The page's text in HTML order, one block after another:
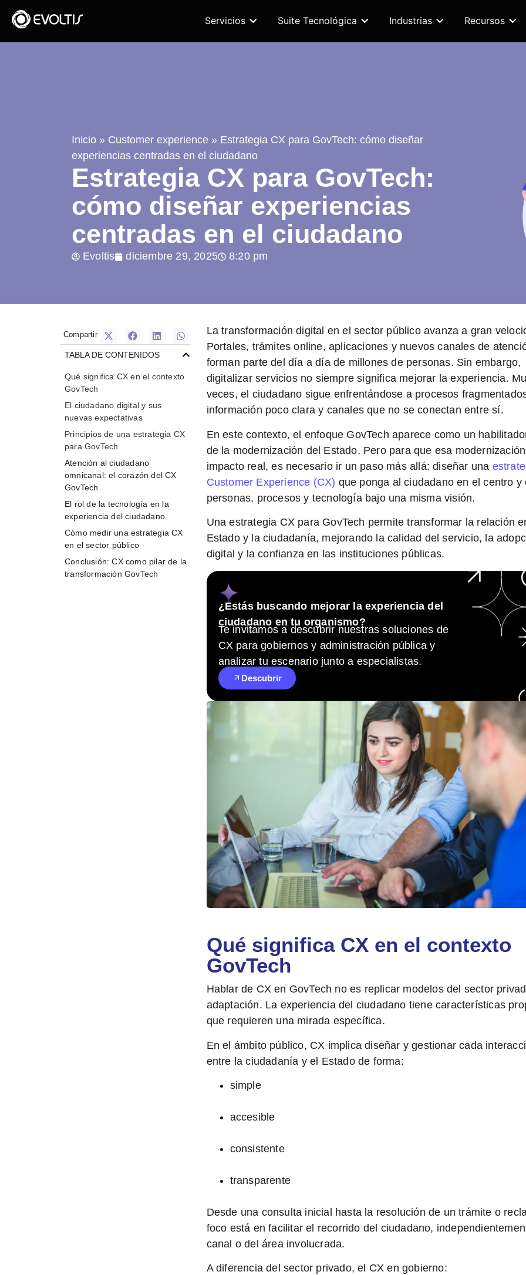
Servicios Suite Tecnológica Industrias Recursos
Inicio » Customer experience » Estrategia CX para GovTech: cómo diseñar
experiencias centradas en el ciudadano
Estrategia CX para GovTech:
cómo diseñar experiencias
centradas en el ciudadano
Evoltis diciembre 29, 2025 8:20 pm
Compartir
TABLA DE CONTENIDOS
Qué significa CX en el contexto
GovTech
El ciudadano digital y sus
nuevas expectativas
Principios de una estrategia CX
para GovTech
Atención al ciudadano
omnicanal: el corazón del CX
GovTech
El rol de la tecnología en la
experiencia del ciudadano
Cómo medir una estrategia CX
en el sector público
Conclusión: CX como pilar de la
transformación GovTech
La transformación digital en el sector público avanza a gran
Portales, trámites online, aplicaciones y nuevos canales de
forman parte del día a día de millones de personas. Sin embargo,
digitalizar servicios no siempre significa mejorar la experiencia.
veces, el ciudadano sigue enfrentándose a procesos
información poco clara y canales que no se conectan entre sí.
En este contexto, el enfoque GovTech aparece como un
de la modernización del Estado. Pero para que esa
impacto real, es necesario ir un paso más allá: diseñar una
Customer Experience (CX) que ponga al ciudadano en el centro y
personas, procesos y tecnología bajo una misma visión.
Unaestrategia CX para GovTech permite transformar la relación
Estado y la ciudadanía, mejorando la calidad del servicio, la
digital y la confianza en las instituciones públicas.
¿Estás buscando mejorar la experiencia del
ciudadano en tu organismo?
Te invitamos a descubrir nuestras soluciones de
CX para gobiernos y administración pública y
analizar tu escenario junto a especialistas.
Descubrir
Qué significa CX en el contexto
GovTech
Hablar de CX en GovTech no es replicar modelos del sector
adaptación. La experiencia del ciudadano tiene características
que requieren una mirada específica.
En el ámbito público, CX implica diseñar y gestionar cada
entre la ciudadanía y el Estado de forma:
simple
accesible
consistente
transparente
Desde una consulta inicial hasta la resolución de un trámite o
foco está enfacilitar el recorrido del ciudadano,
canal o del área involucrada.
A diferencia del sector privado, el CX en gobierno: